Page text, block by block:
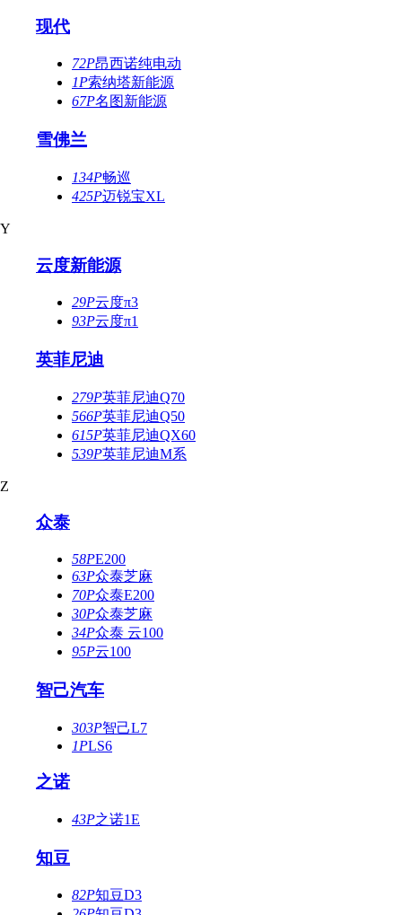
现代
72P昂西诺纯电动
1P索纳塔新能源
67P名图新能源
雪佛兰
134P畅巡
425P迈锐宝XL
Y
云度新能源
29P云度π3
93P云度π1
英菲尼迪
279P英菲尼迪Q70
566P英菲尼迪Q50
615P英菲尼迪QX60
539P英菲尼迪M系
Z
众泰
58PE200
63P众泰芝麻
70P众泰E200
30P众泰芝麻
34P众泰 云100
95P云100
智己汽车
303P智己L7
1PLS6
之诺
43P之诺1E
知豆
82P知豆D3